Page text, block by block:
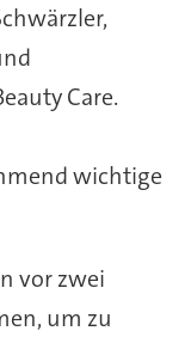
Care.
wichtige
vor zwei
um zu